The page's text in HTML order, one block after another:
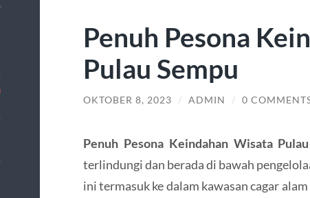
Penuh Pesona
Pulau Sempu
OKTOBER 8, 2023 / ADMIN / 0
Penuh Pesona Keindahan Wisata
terlindungi dan berada di bawah
ini termasuk ke dalam kawasan cagar